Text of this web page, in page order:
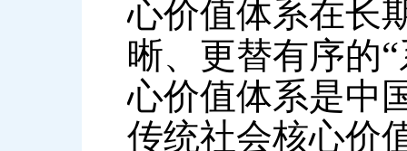
心价值体系在长
晰、更替有序的“
心价值体系是中
传统社会核心价